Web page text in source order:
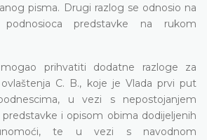
pisma. Drugi razlog se odnosio na
predstavke na rukom
prihvatiti dodatne razloge za
C. B., koje je Vlada prvi put
u vezi s nepostojanjem
i opisom obima dodijeljenih
te u vezi s navodnom